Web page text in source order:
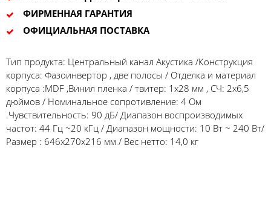
ФИРМЕННАЯ ГАРАНТИЯ
ОФИЦИАЛЬНАЯ ПОСТАВКА
Тип продукта: Центральный канал Акустика /Конструкция
корпуса: Фазоинвертор , две полосы / Отделка и материал
корпуса :MDF ,Винил пленка / твитер: 1x28 мм , СЧ: 2x6,5
дюймов / Номинальное сопротивление: 4 Ом
.Чувствительность: 90 дБ/ Диапазон воспроизводимых
частот: 44 Гц ~20 кГц / Диапазон мощности: 10 Вт ~ 240 Вт/
Размер : 646x270x216 мм / Вес нетто: 14,0 кг